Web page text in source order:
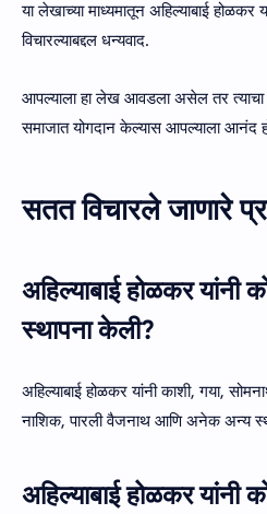
या लेखाच्या माध्यमातून अहिल्याबाई होळकर
विचारल्याबद्दल धन्यवाद.
आपल्याला हा लेख आवडला असेल तर त्याचा
समाजात योगदान केल्यास आपल्याला आनंद
सतत विचारले जाणारे
अहिल्याबाई होळकर यांनी
स्थापना केली?
अहिल्याबाई होळकर यांनी काशी, गया,
नाशिक, पारली वैजनाथ आणि अनेक अन्य
अहिल्याबाई होळकर यांनी